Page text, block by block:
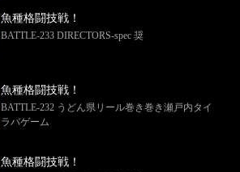
魚種格闘技戦！
BATTLE-233 DIRECTORS-spec 奨
魚種格闘技戦！
BATTLE-232 うどん県リール巻き巻き瀬戸内タイ
ラバゲーム
魚種格闘技戦！